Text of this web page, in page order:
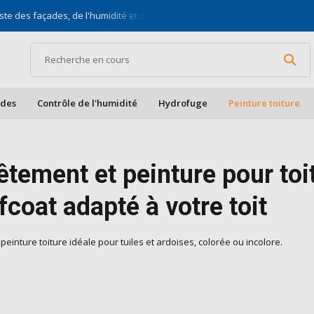
des façades, de l'humidité et des toits
Contrôle de l'humidité Hydrofuge Peinture toiture
et peinture pour
adapté à votre toit
toiture idéale pour tuiles et ardoises, colorée ou incolore.